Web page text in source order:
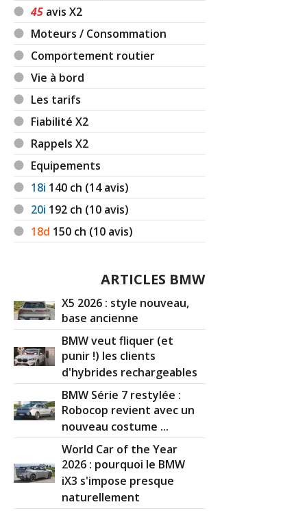
45 avis X2
Moteurs / Consommation
Comportement routier
Vie à bord
Les tarifs
Fiabilité X2
Rappels X2
Equipements
18i 140 ch (14 avis)
20i 192 ch (10 avis)
18d 150 ch (10 avis)
ARTICLES BMW
X5 2026 : style nouveau,
base ancienne
BMW veut fliquer (et
punir !) les clients
d'hybrides rechargeables
BMW Série 7 restylée :
Robocop revient avec un
nouveau costume ...
World Car of the Year
2026 : pourquoi le BMW
iX3 s'impose presque
naturellement